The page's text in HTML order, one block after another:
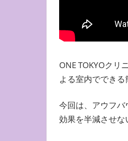
ONE TOKYOクリ
よる室内ででき
今回は、アウフ
効果を半減させ